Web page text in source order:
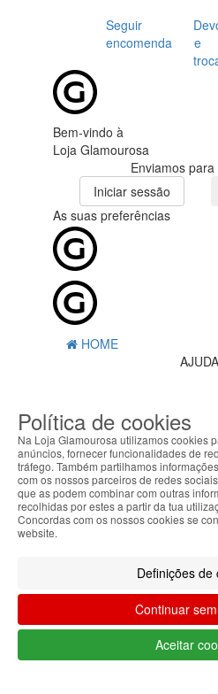
Seguir
encomenda
e
Bem-vindo à
Loja Glamourosa
Enviamos
Iniciar sessão
As suas preferências
HOME
AJUDA
0 CARRINHO
EU
Filtrar
Limpar filtros
Política de cookies
Na Loja Glamourosa utilizamos cookies
anúncios, fornecer funcionalidades de
tráfego. Também partilhamos
com os nossos parceiros de redes
que as podem combinar com outras
recolhidas por estes a partir da tua
Concordas com os nossos cookies se
website.
Definições de
Continuar
Aceitar